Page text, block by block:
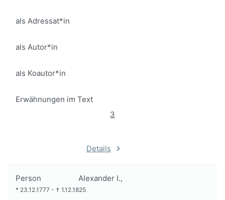
als Adressat*in
als Autor*in
als Koautor*in
Erwähnungen im Text
3
Details
Person Alexander I.,
* 23.12.1777 - † 1.12.1825